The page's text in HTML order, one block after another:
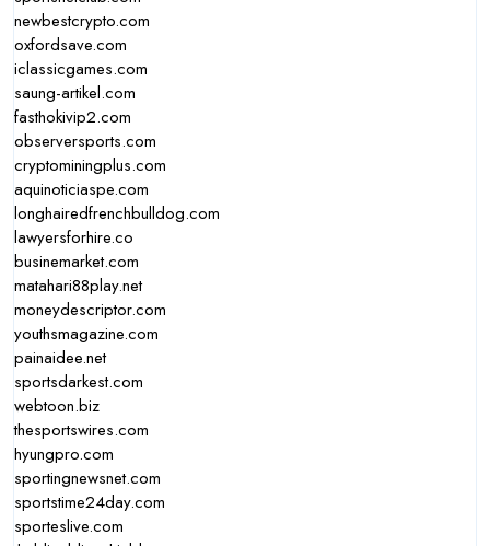
newbestcrypto.com
oxfordsave.com
iclassicgames.com
saung-artikel.com
fasthokivip2.com
observersports.com
cryptominingplus.com
aquinoticiaspe.com
longhairedfrenchbulldog.com
lawyersforhire.co
businemarket.com
matahari88play.net
moneydescriptor.com
youthsmagazine.com
painaidee.net
sportsdarkest.com
webtoon.biz
thesportswires.com
hyungpro.com
sportingnewsnet.com
sportstime24day.com
sporteslive.com